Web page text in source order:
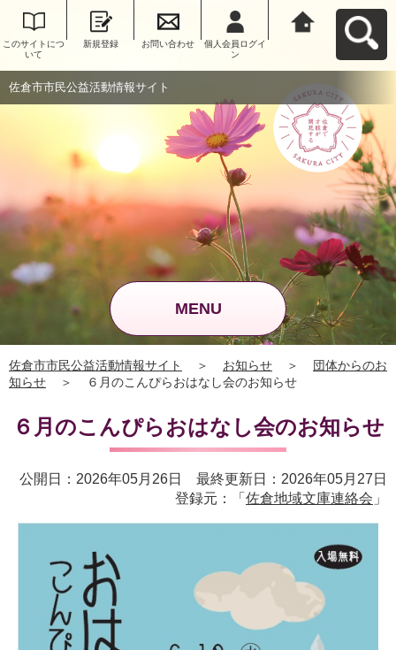
このサイトにつ
いて
新規登録 お問い合わせ
個人会員ログイ
ン
佐倉市市民公益活動情報サイト
MENU
佐倉市市民公益活動情報サイト ＞ お知らせ ＞
団体からのお
知らせ
＞ ６月のこんぴらおはなし会のお知らせ
６月のこんぴらおはなし会のお知らせ
公開日：2026年05月26日 最終更新日：2026年05月27日
登録元：「 佐倉地域文庫連絡会 」